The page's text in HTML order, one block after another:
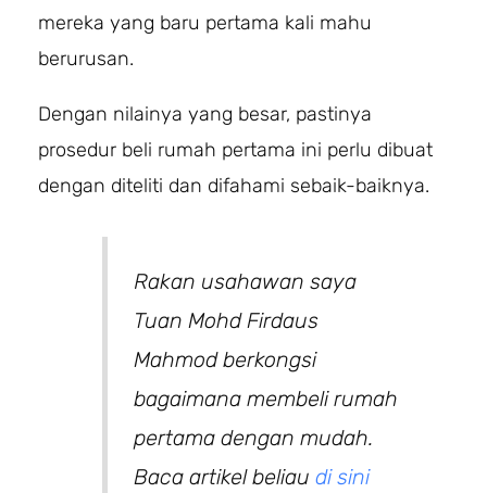
mereka yang baru pertama kali mahu
berurusan.
Dengan nilainya yang besar, pastinya
prosedur beli rumah pertama ini perlu dibuat
dengan diteliti dan difahami sebaik-baiknya.
Rakan usahawan saya
Tuan Mohd Firdaus
Mahmod berkongsi
bagaimana membeli rumah
pertama dengan mudah.
Baca artikel beliau di sini